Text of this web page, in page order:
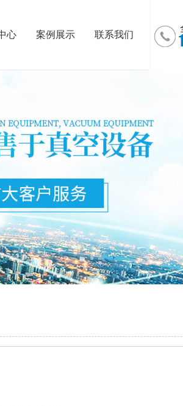
心 案例展示 联系我们